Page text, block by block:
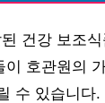
건강 보조
호관원의
수 있습니다.